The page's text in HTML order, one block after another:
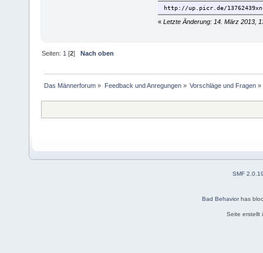
http://up.picr.de/
« Letzte Änderung: 14. März 2013,
Seiten: 1 [2] Nach oben
Das Männerforum » Feedback und Anregungen» Vorschläge und Fragen»
SMF
Bad Behaviorhas
Seite erstellt